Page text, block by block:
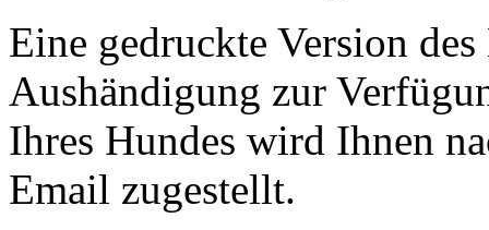
Eine gedruckte Version
Aushändigung zur
Ihres Hundes wird Ihnen
Email zugestellt.